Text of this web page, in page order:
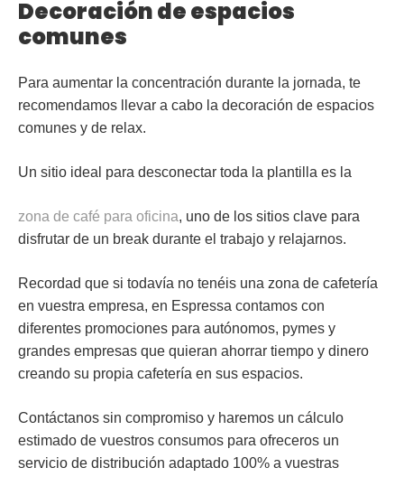
Decoración de espacios
comunes
Para aumentar la concentración durante la jornada, te
recomendamos llevar a cabo la decoración de espacios
comunes y de relax.
Un sitio ideal para desconectar toda la plantilla es la
zona de café para oficina, uno de los sitios clave para
disfrutar de un break durante el trabajo y relajarnos.
Recordad que si todavía no tenéis una zona de cafetería
en vuestra empresa, en Espressa contamos con
diferentes promociones para autónomos, pymes y
grandes empresas que quieran ahorrar tiempo y dinero
creando su propia cafetería en sus espacios.
Contáctanos sin compromiso y haremos un cálculo
estimado de vuestros consumos para ofreceros un
servicio de distribución adaptado 100% a vuestras